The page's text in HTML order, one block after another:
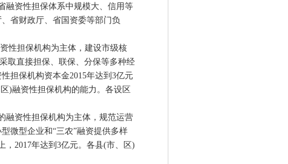
融资性担保体系中规模大、信用等
省财政厅、省国资委等部门负
担保机构为主体，建设市级核
取直接担保、联保、分保等多种经
担保机构资本金2015年达到3亿元
)融资性担保机构的能力。各设区
资性担保机构为主体，规范运营
微型企业和“三农”融资提供多样
，2017年达到3亿元。各县(市、区)